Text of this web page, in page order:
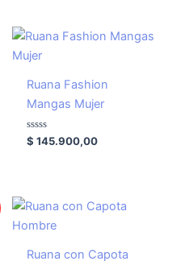
Ruana Fashion
Mangas Mujer
Valorado
con
$ 145.900,00
Ruana con Capota